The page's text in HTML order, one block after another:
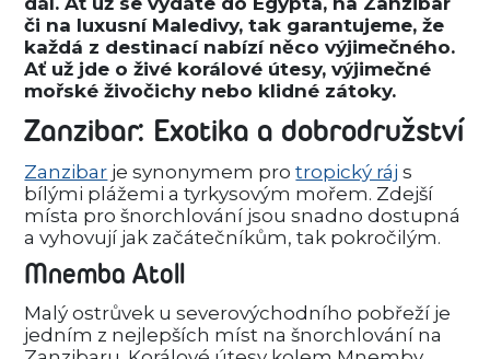
či na luxusní Maledivy, tak garantujeme, že
každá z destinací nabízí něco výjimečného.
Ať už jde o živé korálové útesy, výjimečné
mořské živočichy nebo klidné zátoky.
Zanzibar: Exotika a dobrodružství
Zanzibar je synonymem protropický ráj s
bílými plážemi a tyrkysovým mořem. Zdejší
místa pro šnorchlování jsou snadno dostupná
a vyhovují jak začátečníkům, tak pokročilým.
Mnemba Atoll
Malý ostrůvek u severovýchodního pobřeží je
jedním z nejlepších míst na šnorchlování na